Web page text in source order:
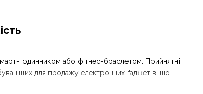
годинником або фітнес-браслетом. Прийнятні
для продажу електронних ґаджетів, що